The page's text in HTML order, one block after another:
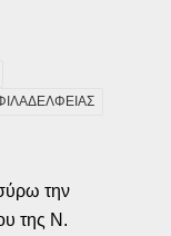
την
της Ν.